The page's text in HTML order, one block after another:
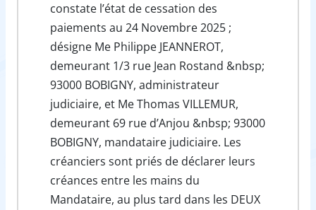
constate l’état de cessation des
paiements au 24 Novembre 2025 ;
désigne Me Philippe JEANNEROT,
demeurant 1/3 rue Jean Rostand &nbsp;
93000 BOBIGNY, administrateur
judiciaire, et Me Thomas VILLEMUR,
demeurant 69 rue d’Anjou &nbsp; 93000
BOBIGNY, mandataire judiciaire. Les
créanciers sont priés de déclarer leurs
créances entre les mains du
Mandataire, au plus tard dans les DEUX